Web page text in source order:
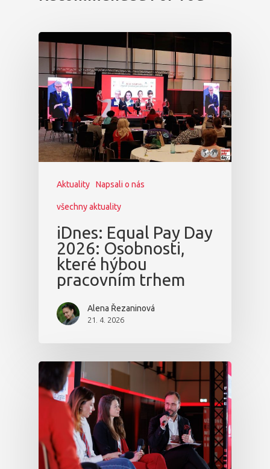
Aktuality Napsali o nás
všechny aktuality
iDnes: Equal Pay Day
2026: Osobnosti,
které hýbou
pracovním trhem
Alena Řezaninová
21. 4. 2026